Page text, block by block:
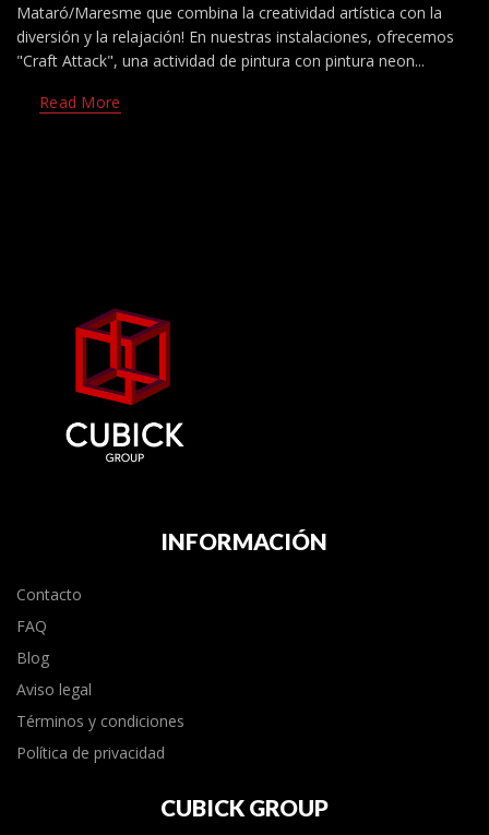
Mataró/Maresme que combina la creatividad artística con la
diversión y la relajación! En nuestras instalaciones, ofrecemos
"Craft Attack", una actividad de pintura con pintura neon...
Read More
INFORMACIÓN
Contacto
FAQ
Blog
Aviso legal
Términos y condiciones
Política de privacidad
CUBICK GROUP